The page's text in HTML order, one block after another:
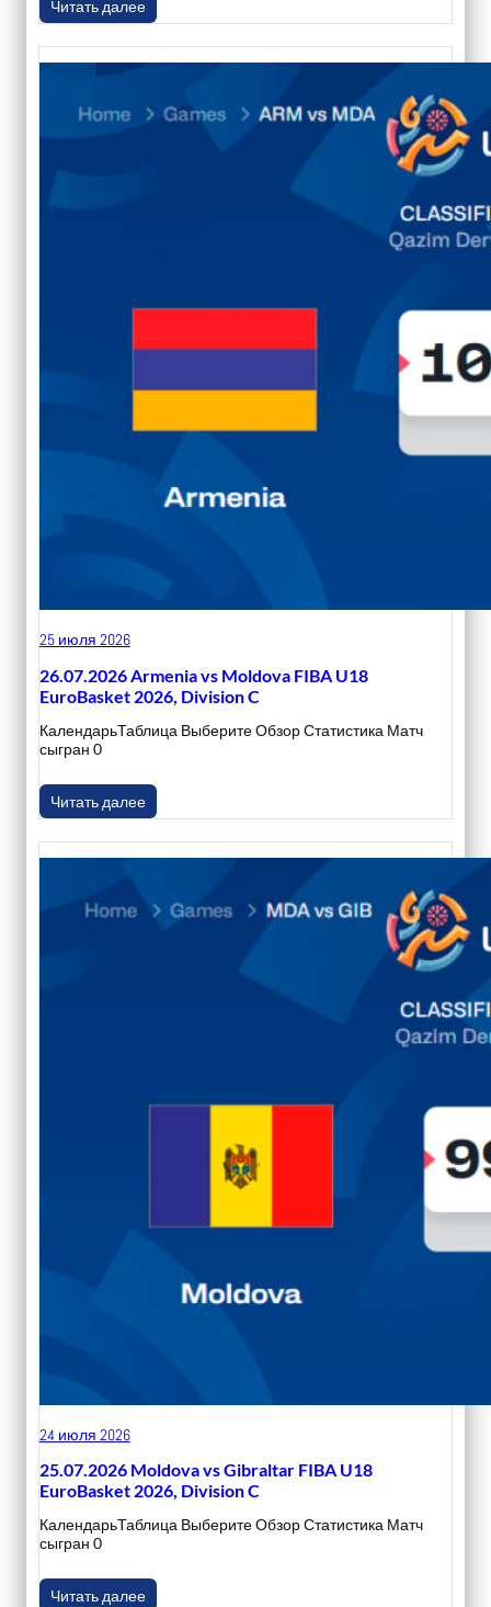
Читать далее
25 июля 2026
26.07.2026 Armenia vs Moldova FIBA U18
EuroBasket 2026, Division C
КалендарьТаблица Выберите Обзор Статистика Матч
сыгран 0
Читать далее
24 июля 2026
25.07.2026 Moldova vs Gibraltar FIBA U18
EuroBasket 2026, Division C
КалендарьТаблица Выберите Обзор Статистика Матч
сыгран 0
Читать далее